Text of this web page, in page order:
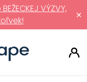
×
VÝZVY,